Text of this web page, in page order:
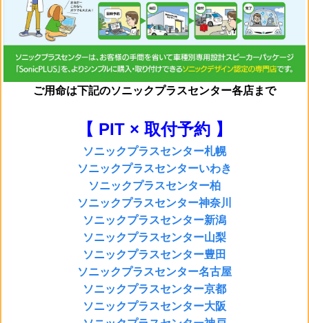
ご用命は下記のソニックプラスセンター各店まで
【 PIT × 取付予約 】
ソニックプラスセンター札幌
ソニックプラスセンターいわき
ソニックプラスセンター柏
ソニックプラスセンター神奈川
ソニックプラスセンター新潟
ソニックプラスセンター山梨
ソニックプラスセンター豊田
ソニックプラスセンター名古屋
ソニックプラスセンター京都
ソニックプラスセンター大阪